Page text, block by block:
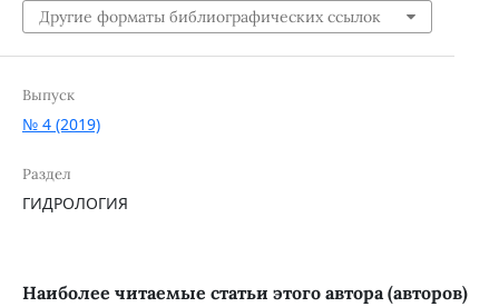
Другие форматы библиографических ссылок
Выпуск
№ 4 (2019)
Раздел
ГИДРОЛОГИЯ
Наиболее читаемые статьи этого автора (авторов)